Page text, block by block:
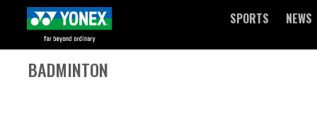
SPORTS NEWS
BADMINTON